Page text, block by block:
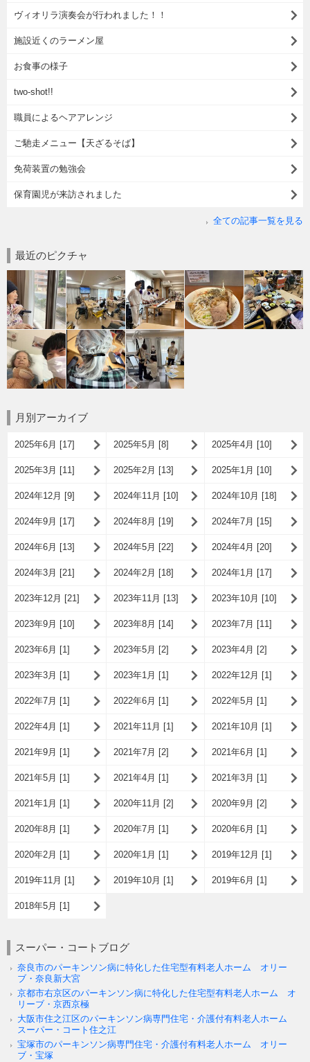
ヴィオリラ演奏会が行われました！！
施設近くのラーメン屋
お食事の様子
two-shot!!
職員によるヘアアレンジ
ご馳走メニュー【天ざるそば】
免荷装置の勉強会
保育園児が来訪されました
全ての記事一覧を見る
最近のピクチャ
月別アーカイブ
2025年6月 [17] 2025年5月 [8] 2025年4月 [10]
2025年3月 [11] 2025年2月 [13] 2025年1月 [10]
2024年12月 [9] 2024年11月 [10] 2024年10月 [18]
2024年9月 [17] 2024年8月 [19] 2024年7月 [15]
2024年6月 [13] 2024年5月 [22] 2024年4月 [20]
2024年3月 [21] 2024年2月 [18] 2024年1月 [17]
2023年12月 [21] 2023年11月 [13] 2023年10月 [10]
2023年9月 [10] 2023年8月 [14] 2023年7月 [11]
2023年6月 [1] 2023年5月 [2] 2023年4月 [2]
2023年3月 [1] 2023年1月 [1] 2022年12月 [1]
2022年7月 [1] 2022年6月 [1] 2022年5月 [1]
2022年4月 [1] 2021年11月 [1] 2021年10月 [1]
2021年9月 [1] 2021年7月 [2] 2021年6月 [1]
2021年5月 [1] 2021年4月 [1] 2021年3月 [1]
2021年1月 [1] 2020年11月 [2] 2020年9月 [2]
2020年8月 [1] 2020年7月 [1] 2020年6月 [1]
2020年2月 [1] 2020年1月 [1] 2019年12月 [1]
2019年11月 [1] 2019年10月 [1] 2019年6月 [1]
2018年5月 [1]
スーパー・コートブログ
奈良市のパーキンソン病に特化した住宅型有料老人ホーム オリー
ブ・奈良新大宮
京都市右京区のパーキンソン病に特化した住宅型有料老人ホーム オ
リーブ・京西京極
大阪市住之江区のパーキンソン病専門住宅・介護付有料老人ホーム
スーパー・コート住之江
宝塚市のパーキンソン病専門住宅・介護付有料老人ホーム オリー
ブ・宝塚